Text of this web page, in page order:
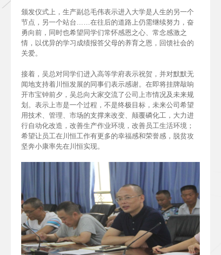
颁发仪式上，生产副总毛伟表示进入大学是人生的另一个
节点，另一个站台……在往后的道路上仍需继续努力，奋
勇向前，同时也希望同学们常怀感恩之心、常念感激之
情，以优异的学习成绩报答父母的养育之恩，回馈社会的
关爱。
接着，吴总对同学们进入高等学府表示祝贺，并对默默无
闻地支持着川恒发展的同事们表示感谢。在即将挂牌敲响
开市宝钟前夕，吴总向大家交流了公司上市情况及未来规
划。表示上市是一个过程，不是终极目标，未来公司希望
用技术、管理、市场的支撑来改变、颠覆磷化工，大力进
行自动化改造，改善生产作业环境，改善员工生活环境；
希望让员工在川恒工作有更多的幸福感和荣誉感，脱贫攻
坚奔小康率先在川恒实现。